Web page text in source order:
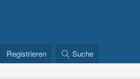
Registrieren Suche